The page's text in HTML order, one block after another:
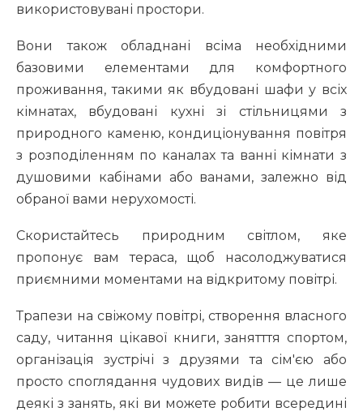
використовувані простори.
Вони також обладнані всіма необхідними
базовими елементами для комфортного
проживання, такими як вбудовані шафи у всіх
кімнатах, вбудовані кухні зі стільницями з
природного каменю, кондиціонування повітря
з розподіленням по каналах та ванні кімнати з
душовими кабінами або ванами, залежно від
обраної вами нерухомості.
Скористайтесь природним світлом, яке
пропонує вам тераса, щоб насолоджуватися
приємними моментами на відкритому повітрі.
Трапези на свіжому повітрі, створення власного
саду, читання цікавої книги, занятття спортом,
організація зустрічі з друзями та сім'єю або
просто споглядання чудових видів — це лише
деякі з занять, які ви можете робити всередині